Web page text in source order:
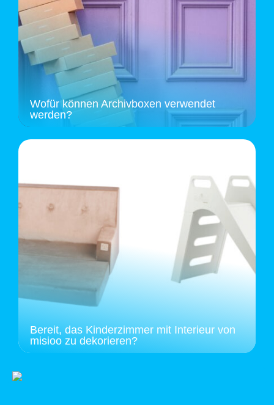
Wofür können Archivboxen verwendet
werden?
Bereit, das Kinderzimmer mit Interieur von
misioo zu dekorieren?